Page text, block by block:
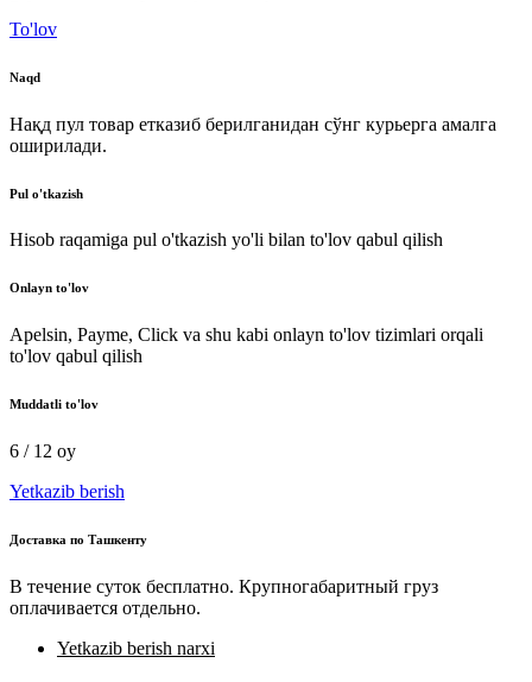
To'lov
Naqd
Нақд пул товар етказиб берилганидан сўнг курьерга амалга
оширилади.
Pul o'tkazish
Hisob raqamiga pul o'tkazish yo'li bilan to'lov qabul qilish
Onlayn to'lov
Apelsin, Payme, Click va shu kabi onlayn to'lov tizimlari orqali
to'lov qabul qilish
Muddatli to'lov
6 / 12 oy
Yetkazib berish
Доставка по Ташкенту
В течение суток бесплатно. Крупногабаритный груз
оплачивается отдельно.
Yetkazib berish narxi